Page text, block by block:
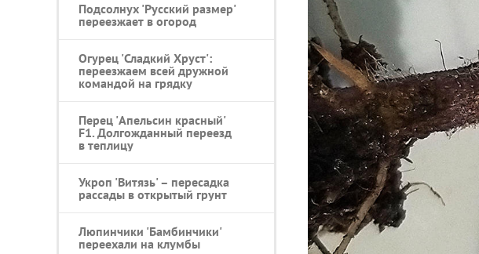
Подсолнух 'Русский размер'
переезжает в огород
Огурец 'Сладкий Хруст':
переезжаем всей дружной
командой на грядку
Перец 'Апельсин красный'
F1. Долгожданный переезд
в теплицу
Укроп 'Витязь' – пересадка
рассады в открытый грунт
Люпинчики 'Бамбинчики'
переехали на клумбы